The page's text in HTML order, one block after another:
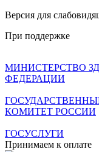
Версия для
При поддержке
МИНИСТЕРСТВО
ФЕДЕРАЦИИ
КОМИТЕТ РОССИИ
ГОСУСЛУГИ
Принимаем к оплате